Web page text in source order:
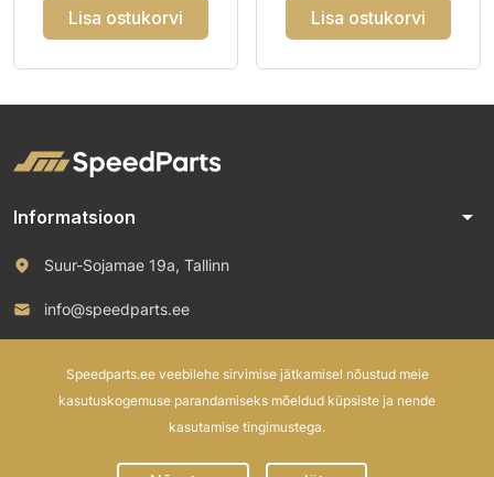
Lisa ostukorvi
Lisa ostukorvi
Informatsioon arrow_drop_down
Suur-Sojamae 19a, Tallinn
info@speedparts.ee
Speedparts.ee veebilehe sirvimise jätkamisel nõustud meie
kasutuskogemuse parandamiseks mõeldud küpsiste ja nende
kasutamise tingimustega.